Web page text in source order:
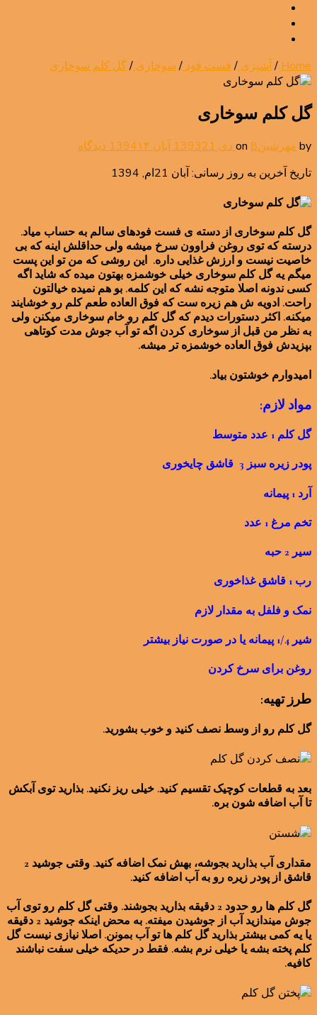
Home
/ آشپزی / فست فود / سوخاری /گل کلم سوخاری
گل کلم سوخاری
by مهرشین on 8 دی 1393 21 آبان 1394 ۱۴ دیدگاه
تاریخ آخرین به روز رسانی: آبان 21ام, 1394
گل کلم سوخاری از دسته ی فست فودهای سالم به حساب میاد.
درسته که توی روغن فراوون سرخ میشه ولی حداقلش اینه که بی
خاصیت نیست و ارزش غذایی داره. این روشی که من تو این پست
میگم یه گل کلم سوخاری خیلی خوشمزه بهتون میده که شاید اگه
کسی ندونه اصلا متوجه نشه که این کلمه. بو هم نمیده خیالتون
راحت. ادویه ش هم زیره ست که فوق العاده طعم کلم رو خوشایند
میکنه. اکثر دستورات دیدم که گل کلم رو خام سوخاری میکنن ولی
به نظر من قبل از سوخاری کردن اگه تو آب جوش مدت کوتاهی
بپزیدش فوق العاده خوشمزه تر میشه.
امیدوارم خوشتون بیاد.
مواد لازم:
گل کلم 1 عدد متوسط
پودر زیره سبز 3 قاشق چایخوری
آرد 1 پیمانه
تخم مرغ 1 عدد
سیر 2 حبه
رب 1 قاشق غذاخوری
نمک و فلفل به مقدار لازم
شیر 1/4 پیمانه یا در صورت نیاز بیشتر
روغن برای سرخ کردن
طرز تهیه:
گل کلم رو از وسط نصف کنید و خوب بشورید.
بعد به قطعات کوچیک تقسیم کنید. خیلی ریز نکنید. بذارید توی آبکش
تا آب اضافه شون بره.
مقداری آب بذارید بجوشه، بهش نمک اضافه کنید. وقتی جوشید 2
قاشق از پودر زیره رو به آب اضافه کنید.
گل کلم ها رو حدود 2 دقیقه بذارید بجوشند. وقتی گل کلم رو توی آب
جوش میندازید آب از جوشیدن میفته. به محض اینکه جوشید 2 دقیقه
یا یه کمی بیشتر بذارید گل کلم ها تو آب بمونن. اصلا نیازی نیست گل
کلم پخته بشه یا خیلی نرم بشه. فقط در حدیکه خیلی سفت نباشند
کافیه.